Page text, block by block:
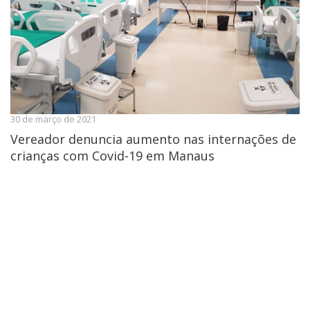
30 de março de 2021
Vereador denuncia aumento nas internações de
crianças com Covid-19 em Manaus